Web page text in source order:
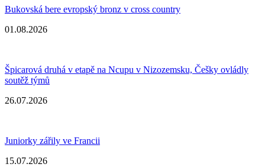
Bukovská bere evropský bronz v cross country
01.08.2026
Špicarová druhá v etapě na Ncupu v Nizozemsku, Češky ovládly
soutěž týmů
26.07.2026
Juniorky zářily ve Francii
15.07.2026